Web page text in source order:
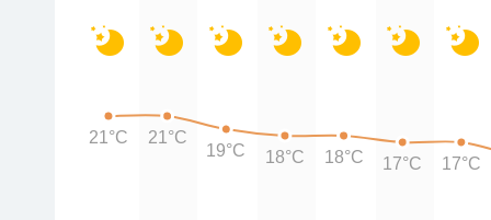
21°C 21°C
19°C 18°C 18°C 17°C 17°C